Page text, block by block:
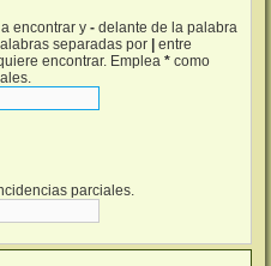
encontrar y - delante de la palabra
separadas por
entre
encontrar. Emplea * como
parciales.